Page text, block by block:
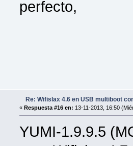
perfecto,
Re: Wifislax 4.6 en USB multiboot
« Respuesta #16 en: 13-11-2013, 16:50
YUMI-1.9.9.5